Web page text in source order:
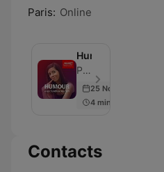
Paris: Online
Humour
PHARE FM - Épisode 30
25 Nov 2021
4 min
Contacts